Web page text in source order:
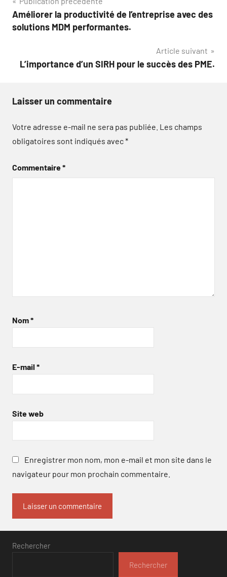
de
Améliorer la productivité de l’entreprise avec des
solutions MDM performantes.
Article suivant
L’importance d’un SIRH pour le succès des PME.
Laisser un commentaire
Votre adresse e-mail ne sera pas publiée. Les champs
obligatoires sont indiqués avec*
Commentaire*
Nom*
E-mail *
Site web
Enregistrer mon nom, mon e-mail et mon site dans le
navigateur pour mon prochain commentaire.
Rechercher
Rechercher